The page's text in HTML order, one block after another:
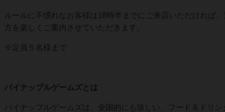
ルールに不慣れなお客様は18時半までにご来店いただければ
方を楽しくご案内させていただきます。
※定員５名様まで
パイナップルゲームズとは
パイナップルゲームズは、全国的にも珍しい、フード＆ドリン